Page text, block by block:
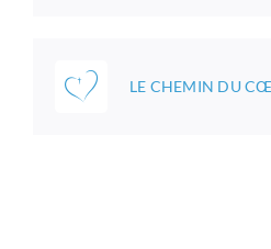
LE CHEMIN DU